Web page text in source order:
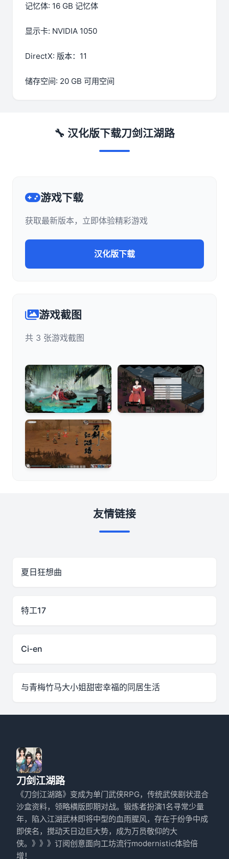
记忆体: 16 GB 记忆体
显示卡: NVIDIA 1050
DirectX: 版本：11
储存空间: 20 GB 可用空间
🔧 汉化版下载刀剑江湖路
游戏下载
获取最新版本，立即体验精彩游戏
汉化版下载
游戏截图
共 3 张游戏截图
友情链接
夏日狂想曲
特工17
Ci-en
与青梅竹马大小姐甜密幸福的同居生活
刀剑江湖路
《刀剑江湖路》变成为单门武侠RPG，传统武侠剧状混合
沙盒资料，领略横版即期对战。锻炼者扮演1名寻常少量
年，陷入江湖武林即将中型的血雨腥风，存在于纷争中成
即侠名，搅动天日边巨大势，成为万员敬仰的大
侠。》》》订阅创意面向工坊流行modernistic体验倍
增！